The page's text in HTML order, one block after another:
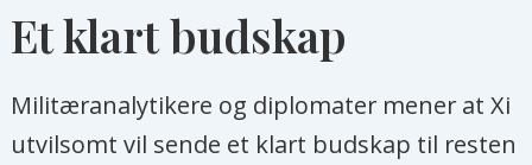
Et klart budskap
Militæranalytikere og diplomater mener at Xi
utvilsomt vil sende et klart budskap til resten